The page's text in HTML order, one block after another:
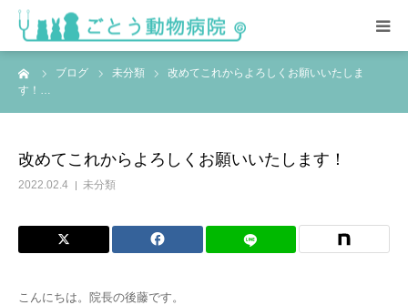
ブログ 未分類
改めてこれからよろしくお願いいたしま
す！…
改めてこれからよろしくお願いいたします！
2022.02.4 未分類
こんにちは。院長の後藤です。
HOME
スタッフ紹介･求人情報
院内の様子